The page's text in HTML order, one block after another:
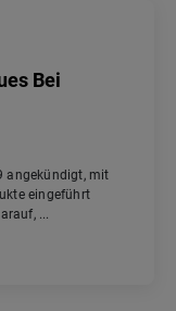
Bei
angekündigt, mit
eingeführt
...